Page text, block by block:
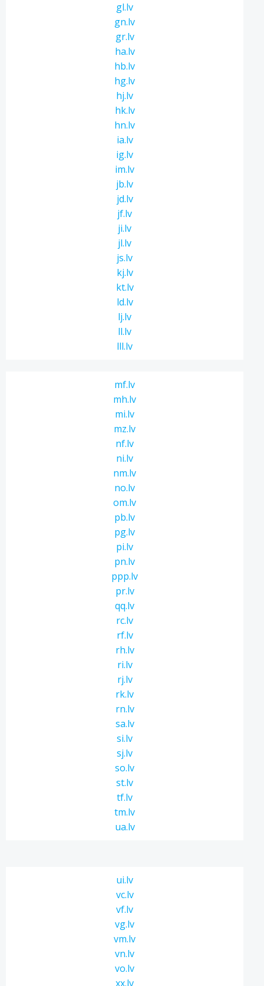
gl.lv
gn.lv
gr.lv
ha.lv
hb.lv
hg.lv
hj.lv
hk.lv
hn.lv
ia.lv
ig.lv
im.lv
jb.lv
jd.lv
jf.lv
ji.lv
jl.lv
js.lv
kj.lv
kt.lv
ld.lv
lj.lv
ll.lv
lll.lv
mf.lv
mh.lv
mi.lv
mz.lv
nf.lv
ni.lv
nm.lv
no.lv
om.lv
pb.lv
pg.lv
pi.lv
pn.lv
ppp.lv
pr.lv
qq.lv
rc.lv
rf.lv
rh.lv
ri.lv
rj.lv
rk.lv
rn.lv
sa.lv
si.lv
sj.lv
so.lv
st.lv
tf.lv
tm.lv
ua.lv
ui.lv
vc.lv
vf.lv
vg.lv
vm.lv
vn.lv
vo.lv
xx.lv